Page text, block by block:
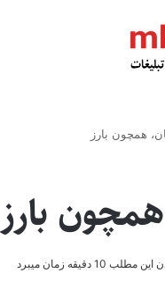
همچون بارز
بارز
10 دقیقه زمان میبرد